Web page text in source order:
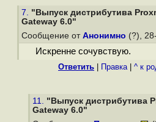
7. "Выпуск дистрибутива
Gateway 6.0"
Сообщение от Анонимно (?),
Искренне сочувствую.
Ответить Правка| ^ к
11. "Выпуск дистрибутива
Gateway 6.0"